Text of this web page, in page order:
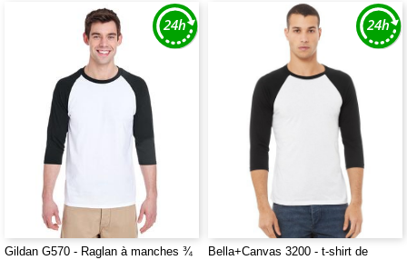
Gildan G570 - Raglan à manches ¾
Bella+Canvas 3200 - t-shirt de